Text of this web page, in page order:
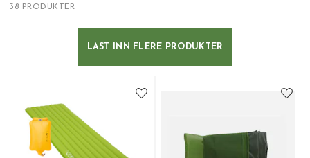
38 PRODUKTER
LAST INN FLERE PRODUKTER